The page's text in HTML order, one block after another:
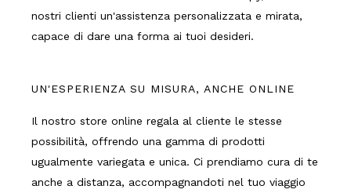
nostri clienti un'assistenza personalizzata e mirata,
capace di dare una forma ai tuoi desideri.
UN'ESPERIENZA SU MISURA, ANCHE ONLINE
Il nostro store online regala al cliente le stesse
possibilità, offrendo una gamma di prodotti
ugualmente variegata e unica. Ci prendiamo cura di te
anche a distanza, accompagnandoti nel tuo viaggio